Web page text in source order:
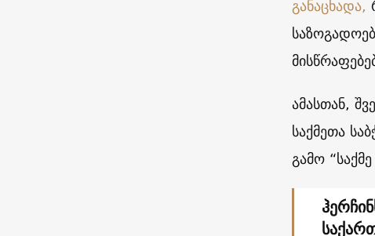
განაცხადა,
ამასთან,
საქმეთა
გამო